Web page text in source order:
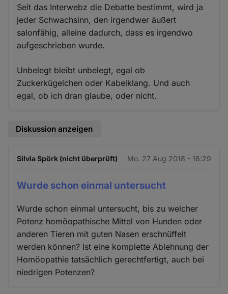
Seit das Interwebz die Debatte bestimmt, wird ja
jeder Schwachsinn, den irgendwer äußert
salonfähig, alleine dadurch, dass es irgendwo
aufgeschrieben wurde.
Unbelegt bleibt unbelegt, egal ob
Zuckerkügelchen oder Kabelklang. Und auch
egal, ob ich dran glaube, oder nicht.
Diskussion anzeigen
Silvia Spörk (nicht überprüft) Mo. 27 Aug 2018 - 16:29
Wurde schon einmal untersucht
Wurde schon einmal untersucht, bis zu welcher
Potenz homöopathische Mittel von Hunden oder
anderen Tieren mit guten Nasen erschnüffelt
werden können? Ist eine komplette Ablehnung der
Homöopathie tatsächlich gerechtfertigt, auch bei
niedrigen Potenzen?